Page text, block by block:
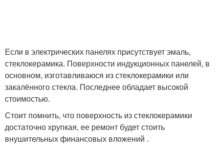
Если в электрических панелях присутствует эмаль,
стеклокерамика. Поверхности индукционных панелей, в
основном, изготавливаюся из стеклокерамики или
закалённого стекла. Последнее обладает высокой
стоимостью.
Стоит помнить, что поверхность из стеклокерамики
достаточно хрупкая, ее ремонт будет стоить
внушительных финансовых вложений .